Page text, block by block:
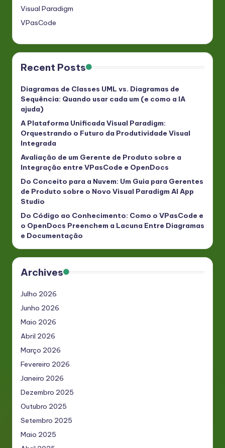
Visual Paradigm
VPasCode
Recent Posts
Diagramas de Classes UML vs. Diagramas de
Sequência: Quando usar cada um (e como a IA
ajuda)
A Plataforma Unificada Visual Paradigm:
Orquestrando o Futuro da Produtividade Visual
Integrada
Avaliação de um Gerente de Produto sobre a
Integração entre VPasCode e OpenDocs
Do Conceito para a Nuvem: Um Guia para Gerentes
de Produto sobre o Novo Visual Paradigm AI App
Studio
Do Código ao Conhecimento: Como o VPasCode e
o OpenDocs Preenchem a Lacuna Entre Diagramas
e Documentação
Archives
Julho 2026
Junho 2026
Maio 2026
Abril 2026
Março 2026
Fevereiro 2026
Janeiro 2026
Dezembro 2025
Outubro 2025
Setembro 2025
Maio 2025